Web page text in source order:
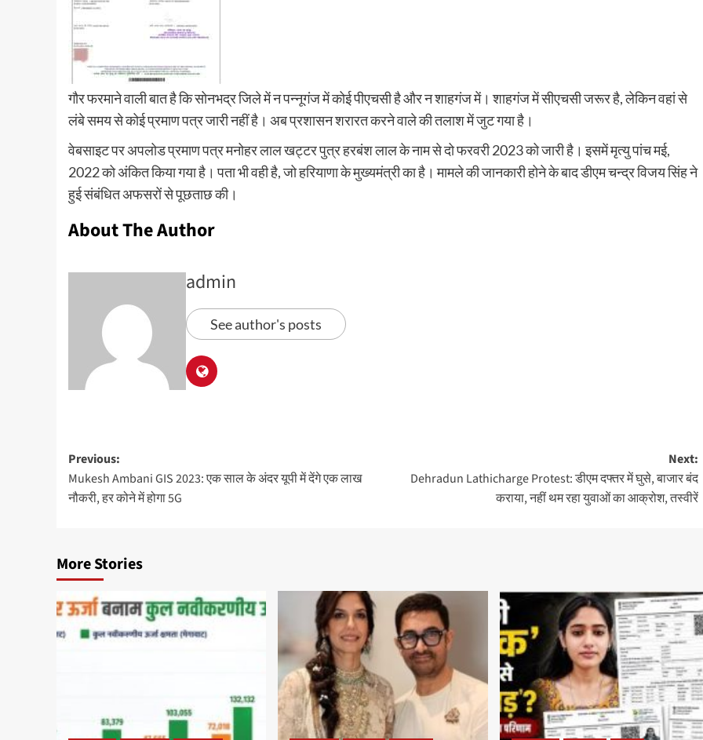
गौर फरमाने वाली बात है कि सोनभद्र जिले में न पन्नूगंज में कोई पीएचसी है और न शाहगंज में। शाहगंज में सीएचसी जरूर है, लेकिन वहां से
लंबे समय से कोई प्रमाण पत्र जारी नहीं है। अब प्रशासन शरारत करने वाले की तलाश में जुट गया है।
वेबसाइट पर अपलोड प्रमाण पत्र मनोहर लाल खट्टर पुत्र हरबंश लाल के नाम से दो फरवरी 2023 को जारी है। इसमें मृत्यु पांच मई,
2022 को अंकित किया गया है। पता भी वही है, जो हरियाणा के मुख्यमंत्री का है। मामले की जानकारी होने के बाद डीएम चन्द्र विजय सिंह ने
हुई संबंधित अफसरों से पूछताछ की।
About The Author
admin
See author's posts
Previous:
Mukesh Ambani GIS 2023: एक साल के अंदर यूपी में देंगे एक लाख
नौकरी, हर कोने में होगा 5G
Next:
Dehradun Lathicharge Protest: डीएम दफ्तर में घुसे, बाजार बंद
कराया, नहीं थम रहा युवाओं का आक्रोश, तस्वीरें
More Stories